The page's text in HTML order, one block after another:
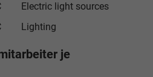
Electric light sources
Lighting
je